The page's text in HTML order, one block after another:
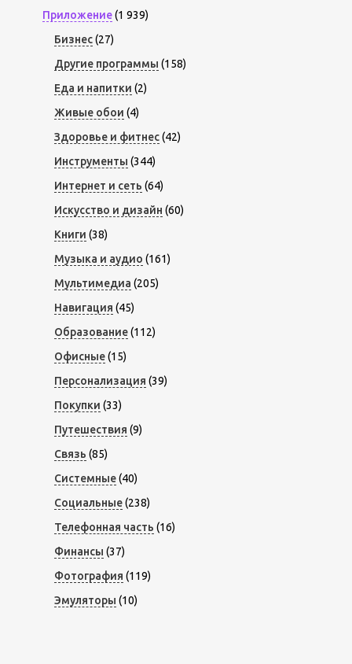
Приложение(1 939)
Бизнес(27)
Другие программы (158)
Еда и напитки (2)
Живые обои (4)
Здоровье и фитнес(42)
Инструменты (344)
Интернет и сеть (64)
Искусство и дизайн (60)
Книги (38)
Музыка и аудио (161)
Мультимедиа (205)
Навигация (45)
Образование(112)
Офисные(15)
Персонализация (39)
Покупки (33)
Путешествия (9)
Связь (85)
Системные(40)
Социальные(238)
Телефонная часть (16)
Финансы (37)
Фотография (119)
Эмуляторы (10)